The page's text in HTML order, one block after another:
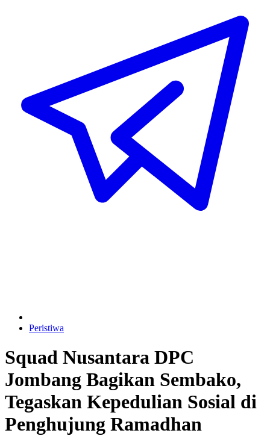
Peristiwa
Squad Nusantara DPC
Jombang Bagikan Sembako,
Tegaskan Kepedulian Sosial di
Penghujung Ramadhan